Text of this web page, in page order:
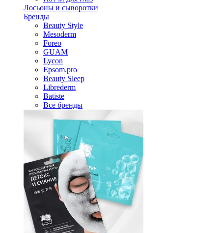
Лосьоны и сыворотки
Бренды
Beauty Style
Mesoderm
Foreo
GUAM
Lycon
Epsom.pro
Beauty Sleep
Librederm
Batiste
Все бренды